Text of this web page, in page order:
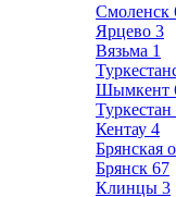
Смоленск
Ярцево 3
Вязьма 1
Шымкент
Туркестан
Кентау 4
Брянская
Брянск 67
Клинцы 3